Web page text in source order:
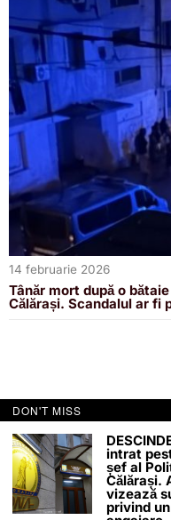
14 februarie 2026
Tânăr mort după o
Călărași. Scandalul ar fi
DON'T MISS
intrat
șef al
Călărași.
vizează
privind